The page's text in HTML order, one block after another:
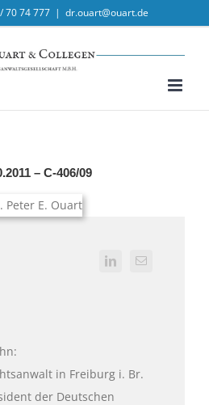
70 74 777 | dr.ouart@ouart.de
– C-406/09
in Freiburg i. Br.
der Deutschen